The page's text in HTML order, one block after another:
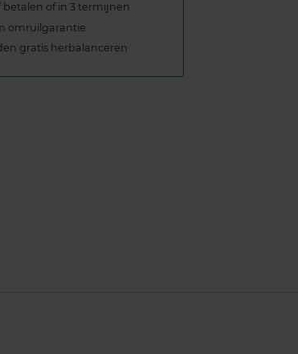
betalen of in 3 termijnen
omruilgarantie
gratis herbalanceren